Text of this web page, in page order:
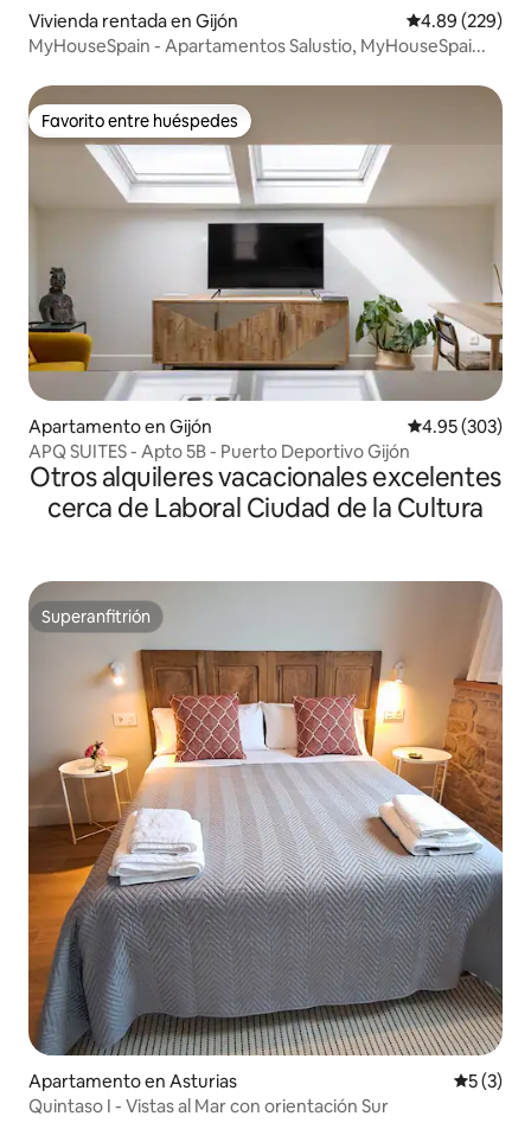
Vivienda rentada en Gijón Calificación
4.89 (229)
MyHouseSpain - Apartamentos Salustio, MyHouseSpai...
Favorito entre huéspedes
Favorito entre huéspedes
Apartamento en Gijón Calificación
4.95 (303)
APQ SUITES - Apto 5B - Puerto Deportivo Gijón
Otros alquileres vacacionales excelentes
cerca de Laboral Ciudad de la Cultura
Superanfitrión
Superanfitrión
Apartamento en Asturias
5 (3)
Quintaso I - Vistas al Mar con orientación Sur